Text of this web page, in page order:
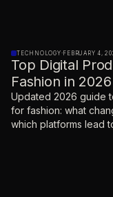
TECHNOLOGY·FEBRUARY 4,
Top Digital
Fashion in
Updated 2026 guide
for fashion: what
which platforms lead